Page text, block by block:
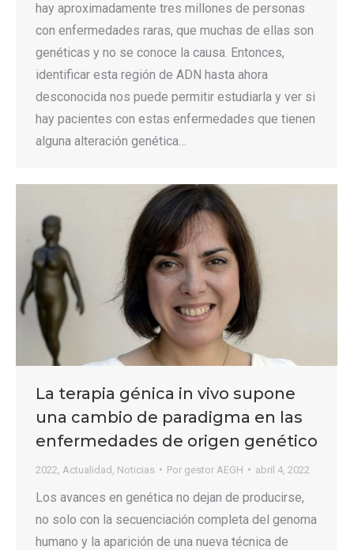
hay aproximadamente tres millones de personas
con enfermedades raras, que muchas de ellas son
genéticas y no se conoce la causa. Entonces,
identificar esta región de ADN hasta ahora
desconocida nos puede permitir estudiarla y ver si
hay pacientes con estas enfermedades que tienen
alguna alteración genética…
La terapia génica in vivo supone
una cambio de paradigma en las
enfermedades de origen genético
2022 Actualidad Noticias Por gestor AEGH abril 4, 2022
Los avances en genética no dejan de producirse,
no solo con la secuenciación completa del genoma
humano y la aparición de una nueva técnica de